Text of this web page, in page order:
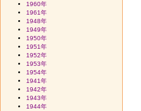
1960年
1961年
1948年
1949年
1950年
1951年
1952年
1953年
1954年
1941年
1942年
1943年
1944年